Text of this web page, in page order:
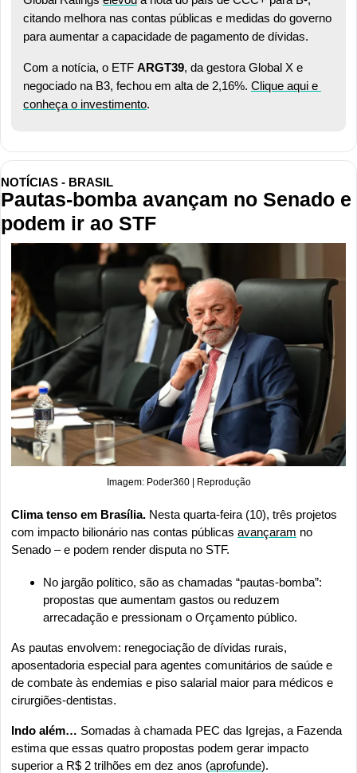
citando melhora nas contas públicas e medidas do governo
para aumentar a capacidade de pagamento de dívidas.
Com a notícia, o ETF ARGT39, da gestora Global X e
negociado na B3, fechou em alta de 2,16%. Clique aqui e
conheça o investimento.
NOTÍCIAS - BRASIL
Pautas-bomba avançam no Senado e
podem ir ao STF
Imagem: Poder360 | Reprodução
Clima tenso em Brasília. Nesta quarta-feira (10), três projetos
com impacto bilionário nas contas públicas avançaram no
Senado – e podem render disputa no STF.
No jargão político, são as chamadas “pautas-bomba”:
propostas que aumentam gastos ou reduzem
arrecadação e pressionam o Orçamento público.
As pautas envolvem: renegociação de dívidas rurais,
aposentadoria especial para agentes comunitários de saúde e
de combate às endemias e piso salarial maior para médicos e
cirurgiões-dentistas.
Indo além… Somadas à chamada PEC das Igrejas, a Fazenda
estima que essas quatro propostas podem gerar impacto
superior a R$ 2 trilhões em dez anos (aprofunde).